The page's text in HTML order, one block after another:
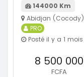
144000 Km
Abidjan (Cocody)
PRO
Posté il y a 1 mois
8 500 000
FCFA